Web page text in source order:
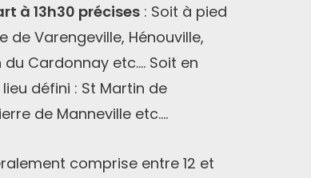
à 13h30 précises : Soit à pied
de Varengeville, Hénouville,
du Cardonnay etc…. Soit en
défini : St Martin de
de Manneville etc….
comprise entre 12 et